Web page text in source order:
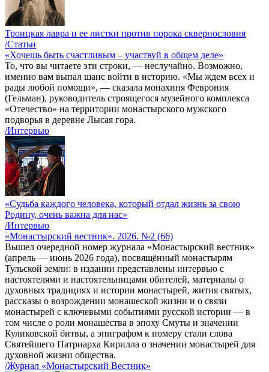
Троицкая лавра и ее листки против порока сквернословия
/Статьи
«Хочешь быть счастливым – участвуй в общем деле»
То, что вы читаете эти строки, — неслучайно. Возможно,
именно вам выпал шанс войти в историю. «Мы ждем всех и
рады любой помощи», — сказала монахиня Феврония
(Гельман), руководитель строящегося музейного комплекса
«Отечество» на территории монастырского мужского
подворья в деревне Лысая гора.
/Интервью
«Судьба каждого человека, который отдал жизнь за свою
Родину, очень важна для нас»
/Интервью
«Монастырский вестник». 2026. №2 (66)
Вышел очередной номер журнала «Монастырский вестник»
(апрель — июнь 2026 года), посвящённый монастырям
Тульской земли: в издании представлены интервью с
настоятелями и настоятельницами обителей, материалы о
духовных традициях и истории монастырей, жития святых,
рассказы о возрождении монашеской жизни и о связи
монастырей с ключевыми событиями русской истории — в
том числе о роли монашества в эпоху Смуты и значении
Куликовской битвы, а эпиграфом к номеру стали слова
Святейшего Патриарха Кирилла о значении монастырей для
духовной жизни общества.
/Журнал «Монастырский Вестник»